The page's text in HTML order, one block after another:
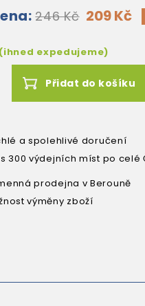
246 Kč 209 Kč
expedujeme)
Přidat do košíku
a spolehlivé doručení
300 výdejních míst po celé
prodejna v Berouně
výměny zboží